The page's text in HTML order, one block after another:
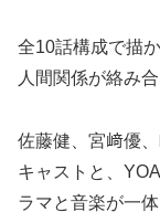
全10話構成で描
人間関係が絡み
佐藤健、宮﨑優
キャストと、
ラマと音楽が一